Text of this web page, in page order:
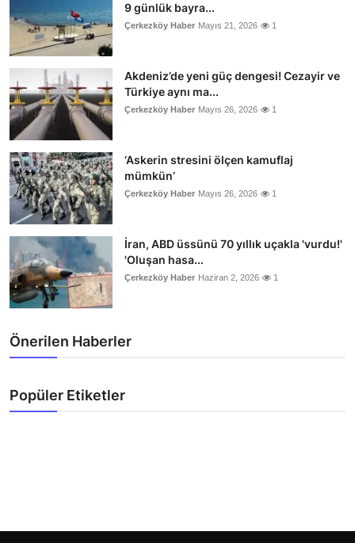
9 günlük bayra...
Çerkezköy Haber Mayıs 21, 2026 1
Akdeniz’de yeni güç dengesi! Cezayir ve
Türkiye aynı ma...
Çerkezköy Haber Mayıs 26, 2026 1
‘Askerin stresini ölçen kamuflaj
mümkün’
Çerkezköy Haber Mayıs 26, 2026 1
İran, ABD üssünü 70 yıllık uçakla 'vurdu!'
'Oluşan hasa...
Çerkezköy Haber Haziran 2, 2026 1
Önerilen Haberler
Popüler Etiketler